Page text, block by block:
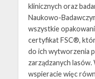
klinicznych oraz
Naukowo-
wszystkie
certyfikat FSC®,
do ich wytworzenia
zarządzanych
wspieracie więc